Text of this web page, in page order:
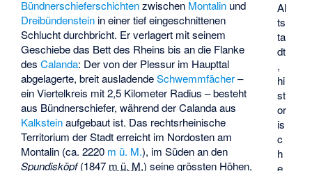
Al
ts
ta
dt
,
hi
st
or
is
c
h
e
Bündnerschieferschichtenzwischen Montalin und
Dreibündenstein in einer tief eingeschnittenen
Schlucht durchbricht. Er verlagert mit seinem
Geschiebe das Bett des Rheins bis an die Flanke
desCalanda: Der von der Plessur im Haupttal
abgelagerte, breit ausladendeSchwemmfächer–
ein Viertelkreis mit 2,5 Kilometer Radius – besteht
aus Bündnerschiefer, während der Calanda aus
Kalksteinaufgebaut ist. Das rechtsrheinische
Territorium der Stadt erreicht im Nordosten am
Montalin (ca.2220 m ü. M.), im Süden an den
Spundisköpf(1847 m ü. M.) seine grössten Höhen,